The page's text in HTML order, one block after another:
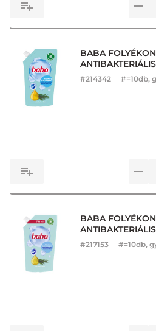
BABA
#214342 #=10db,
BABA
#217153 #=10db,